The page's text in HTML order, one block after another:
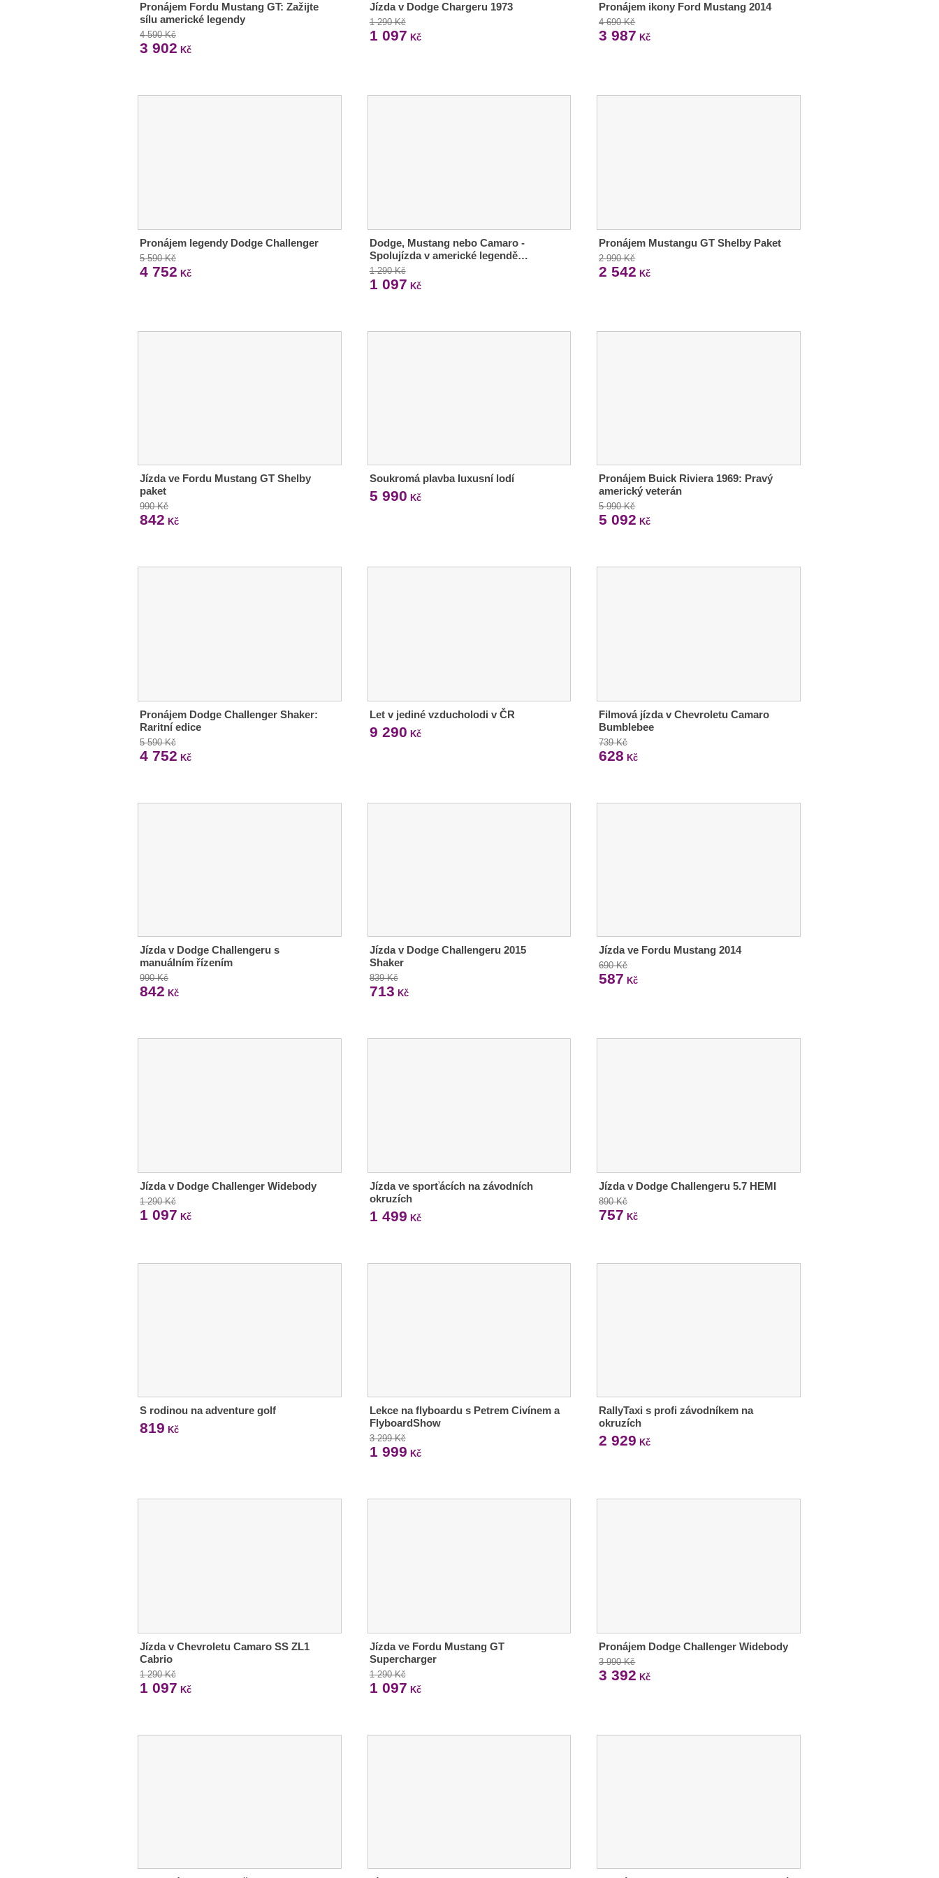
Pronájem Fordu Mustang GT: Zažijte
sílu americké legendy
4 590 Kč
3 902 Kč
Jízda v Dodge Chargeru 1973
1 290 Kč
1 097 Kč
Pronájem ikony Ford Mustang 2014
4 690 Kč
3 987 Kč
Pronájem legendy Dodge Challenger
5 590 Kč
4 752 Kč
Dodge, Mustang nebo Camaro -
Spolujízda v americké legendě…
1 290 Kč
1 097 Kč
Pronájem Mustangu GT Shelby Paket
2 990 Kč
2 542 Kč
Jízda ve Fordu Mustang GT Shelby
paket
990 Kč
842 Kč
Soukromá plavba luxusní lodí
5 990 Kč
Pronájem Buick Riviera 1969: Pravý
americký veterán
5 990 Kč
5 092 Kč
Pronájem Dodge Challenger Shaker:
Raritní edice
5 590 Kč
4 752 Kč
Let v jediné vzducholodi v ČR
9 290 Kč
Filmová jízda v Chevroletu Camaro
Bumblebee
739 Kč
628 Kč
Jízda v Dodge Challengeru s
manuálním řízením
990 Kč
842 Kč
Jízda v Dodge Challengeru 2015
Shaker
839 Kč
713 Kč
Jízda ve Fordu Mustang 2014
690 Kč
587 Kč
Jízda v Dodge Challenger Widebody
1 290 Kč
1 097 Kč
Jízda ve sporťácích na závodních
okruzích
1 499 Kč
Jízda v Dodge Challengeru 5.7 HEMI
890 Kč
757 Kč
S rodinou na adventure golf
819 Kč
Lekce na flyboardu s Petrem Civínem a
FlyboardShow
3 299 Kč
1 999 Kč
RallyTaxi s profi závodníkem na
okruzích
2 929 Kč
Jízda v Chevroletu Camaro SS ZL1
Cabrio
1 290 Kč
1 097 Kč
Jízda ve Fordu Mustang GT
Supercharger
1 290 Kč
1 097 Kč
Pronájem Dodge Challenger Widebody
3 990 Kč
3 392 Kč